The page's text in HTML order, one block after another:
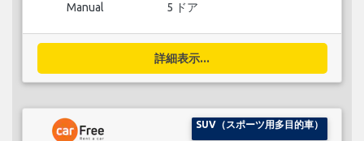
Manual 5 ドア
詳細表示...
SUV（スポーツ用多目的車）